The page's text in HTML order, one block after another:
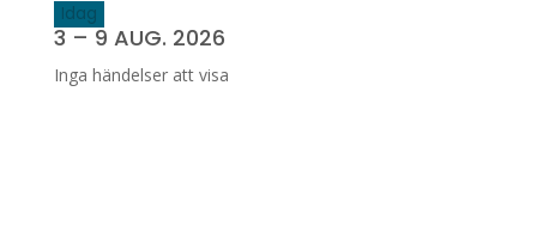
Idag
3 – 9 AUG. 2026
Inga händelser att visa